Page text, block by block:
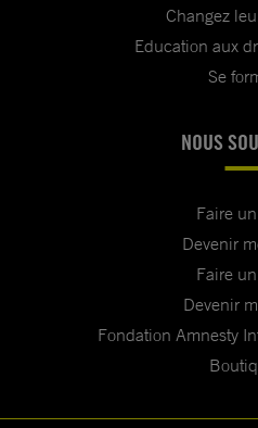
Changez
Education aux
Se
NOUS
Faire
Devenir
Faire
Devenir
Fondation Amnesty